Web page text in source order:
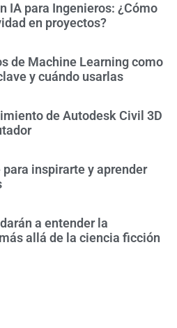
IA para Ingenieros: ¿Cómo
en proyectos?
de Machine Learning como
y cuándo usarlas
de Autodesk Civil 3D
para inspirarte y aprender
a entender la
allá de la ciencia ficción